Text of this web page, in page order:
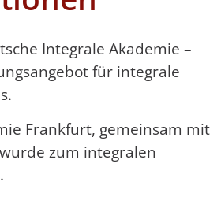
Integrale Akademie –
für integrale
Frankfurt, gemeinsam mit
zum integralen